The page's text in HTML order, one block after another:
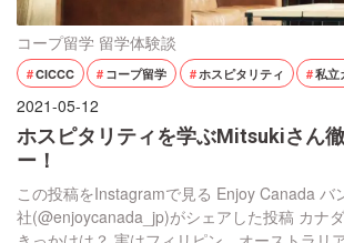
コープ留学 留学体験談
CICCC コープ留学 ホスピタリティ 私立
2021-05-12
ホスピタリティを学ぶMitsukiさん
ー！
この投稿をInstagramで見る Enjoy Canada バ
社(@enjoycanada_jp)がシェアした投稿 カナ